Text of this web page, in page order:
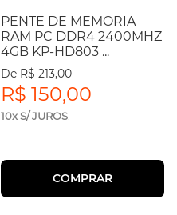
PENTE DE MEMORIA
RAM PC DDR4 2400MHZ
4GB KP-HD803 ...
De R$ 213,00
R$ 150,00
10x S/ JUROS
COMPRAR